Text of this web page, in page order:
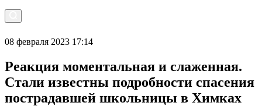
08 февраля 2023 17:14
Реакция моментальная и слаженная.
Стали известны подробности спасения
пострадавшей школьницы в Химках